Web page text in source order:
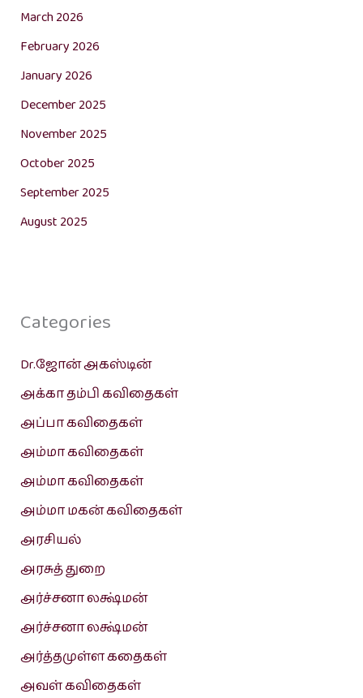
March 2026
February 2026
January 2026
December 2025
November 2025
October 2025
September 2025
August 2025
Categories
Dr.ஜோன் அகஸ்டின்
அக்கா தம்பி கவிதைகள்
அப்பா கவிதைகள்
அம்மா கவிதைகள்
அம்மா கவிதைகள்
அம்மா மகன் கவிதைகள்
அரசியல்
அரசுத் துறை
அர்ச்சனா லக்ஷ்மன்
அர்ச்சனா லக்ஷ்மன்
அர்த்தமுள்ள கதைகள்
அவள் கவிதைகள்